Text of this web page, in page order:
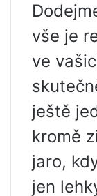
vše je
ve
ještě
kromě
jaro,
jen